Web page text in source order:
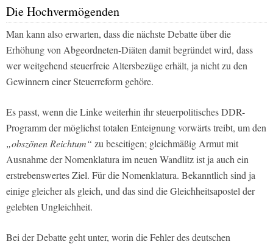
Die Hochvermögenden
Man kann also erwarten, dass die nächste Debatte über die
Erhöhung von Abgeordneten-Diäten damit begründet wird, dass
wer weitgehend steuerfreie Altersbezüge erhält, ja nicht zu den
Gewinnern einer Steuerreform gehöre.
Es passt, wenn die Linke weiterhin ihr steuerpolitisches DDR-
Programm der möglichst totalen Enteignung vorwärts treibt, um den
„obszönen Reichtum“ zu beseitigen; gleichmäßig Armut mit
Ausnahme der Nomenklatura im neuen Wandlitz ist ja auch ein
erstrebenswertes Ziel. Für die Nomenklatura. Bekanntlich sind ja
einige gleicher als gleich, und das sind die Gleichheitsapostel der
gelebten Ungleichheit.
Bei der Debatte geht unter, worin die Fehler des deutschen